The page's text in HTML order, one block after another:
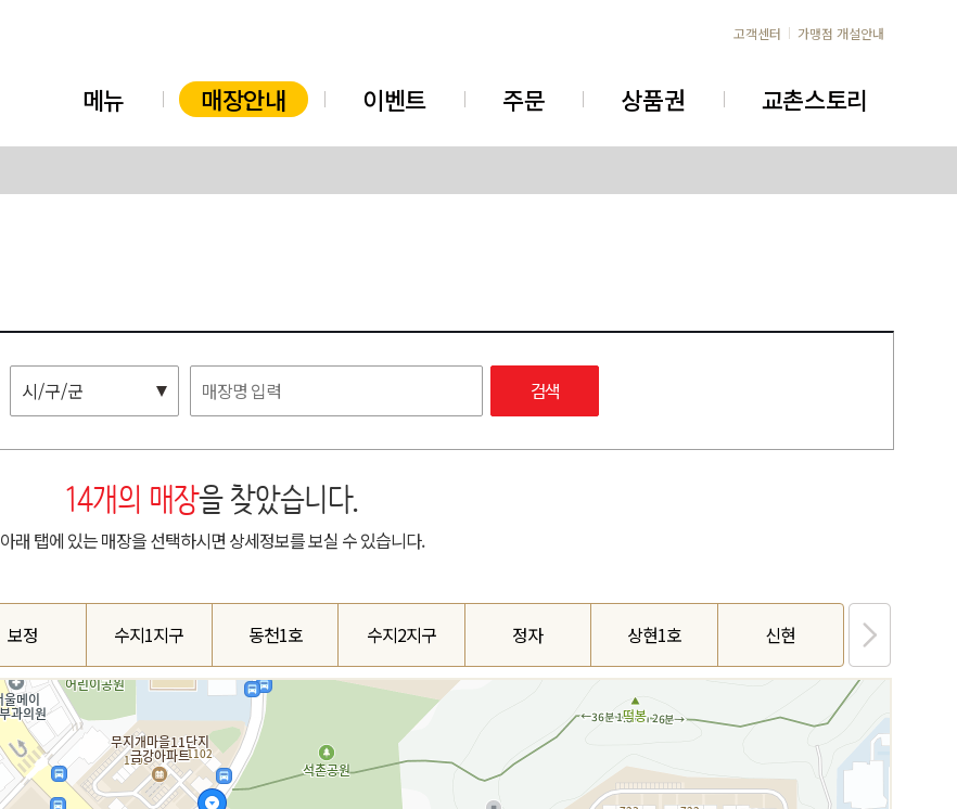
고객센터
가맹점 개설안내
메뉴 매장안내 이벤트 주문 상품권 교촌스토리
시/구/군 검색
14개의 매장을 찾았습니다.
아래 탭에 있는 매장을 선택하시면 상세정보를 보실 수 있습니다.
보정 수지1지구 동천1호 수지2지구 정자 상현1호 신현